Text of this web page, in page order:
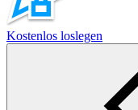
Kostenlos loslegen